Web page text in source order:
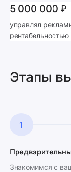
5 000 000 ₽
управлял
рентабельностью
Этапы
1
Знакомимся с